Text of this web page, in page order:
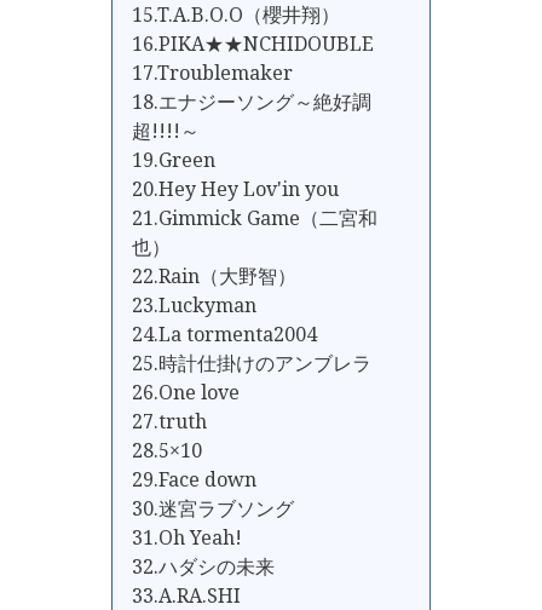
15.T.A.B.O.O（櫻井翔）
16.PIKA★★NCHIDOUBLE
17.Troublemaker
18.エナジーソング～絶好調
超!!!!～
19.Green
20.Hey Hey Lov'in you
21.Gimmick Game（二宮和
也）
22.Rain（大野智）
23.Luckyman
24.La tormenta2004
25.時計仕掛けのアンブレラ
26.One love
27.truth
28.5×10
29.Face down
30.迷宮ラブソング
31.Oh Yeah!
32.ハダシの未来
33.A.RA.SHI